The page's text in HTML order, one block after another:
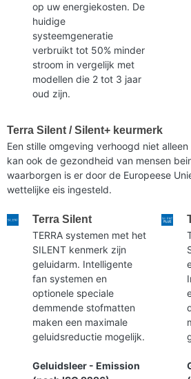
op uw energiekosten. De
huidige
systeemgeneratie
verbruikt tot 50% minder
stroom in vergelijk met
modellen die 2 tot 3 jaar
oud zijn.
Terra Silent / Silent+ keurmerk
Een stille omgeving verhoogd niet
kan ook de gezondheid van mensen
waarborgen is er door de Europeese
wettelijke eis ingesteld.
Terra Silent
TERRA systemen met het
SILENT kenmerk zijn
geluidarm. Intelligente
fan systemen en
optionele speciale
demmende stofmatten
maken een maximale
geluidsreductie mogelijk.
Geluidsleer - Emission